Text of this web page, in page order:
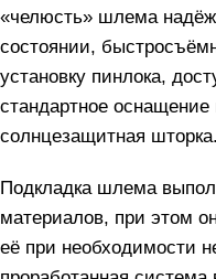
«челюсть» шлема
состоянии,
установку пинлока,
стандартное
солнцезащитная шторка.
Подкладка шлема
материалов, при этом
её при необходимости